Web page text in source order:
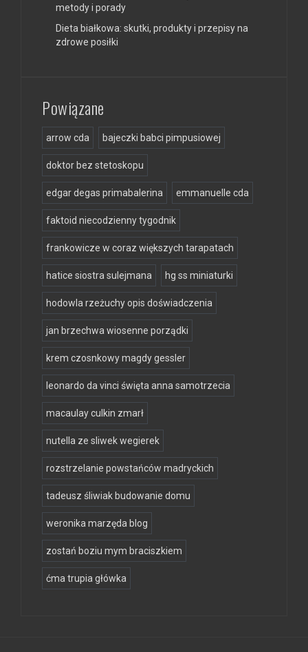
metody i porady
Dieta białkowa: skutki, produkty i przepisy na
zdrowe posiłki
Powiązane
arrow cda bajeczki babci pimpusiowej
doktor bez stetoskopu
edgar degas primabalerina emmanuelle cda
faktoid niecodzienny tygodnik
frankowicze w coraz większych tarapatach
hatice siostra sulejmana hg ss miniaturki
hodowla rzeżuchy opis doświadczenia
jan brzechwa wiosenne porządki
krem czosnkowy magdy gessler
leonardo da vinci święta anna samotrzecia
macaulay culkin zmarł
nutella ze sliwek wegierek
rozstrzelanie powstańców madryckich
tadeusz śliwiak budowanie domu
weronika marzęda blog
zostań boziu mym braciszkiem
ćma trupia główka